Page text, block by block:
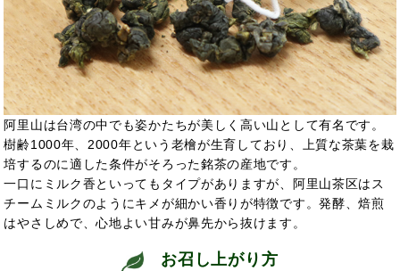
阿里山は台湾の中でも姿かたちが美しく高い山として有名です。
樹齢1000年、2000年という老檜が生育しており、上質な茶葉を栽
培するのに適した条件がそろった銘茶の産地です。
一口にミルク香といってもタイプがありますが、阿里山茶区はス
チームミルクのようにキメが細かい香りが特徴です。発酵、焙煎
はやさしめで、心地よい甘みが鼻先から抜けます。
お召し上がり方